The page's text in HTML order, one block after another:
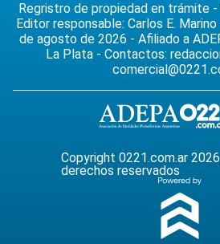
Regristro de propiedad en trámite -
Editor responsable: Carlos E.
de agosto de 2026 - Afiliado a
La Plata - Contactos:
Copyright 0221.com.ar
derechos reservados